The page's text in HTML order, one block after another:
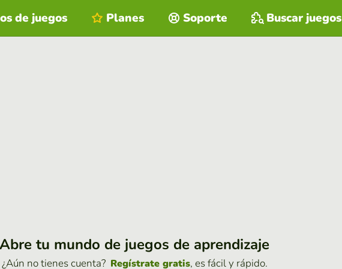
de juegos Planes Soporte Buscar juegos
Abre tu mundo de juegos de aprendizaje
¿Aún no tienes cuenta? Regístrate gratis, es fácil y rápido.